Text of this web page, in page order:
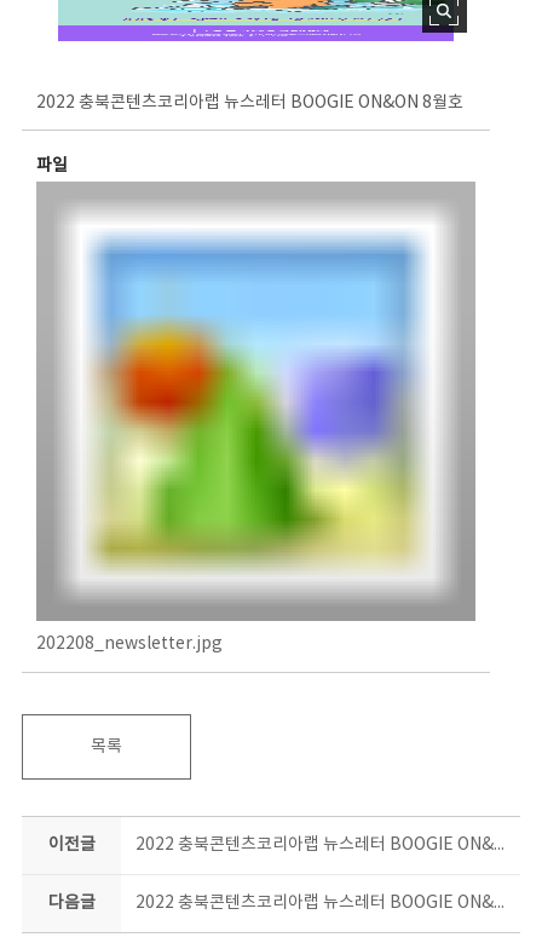
2022 충북콘텐츠코리아랩 뉴스레터 BOOGIE ON&ON 8월호
파일
202208_newsletter.jpg
목록
이전글 2022 충북콘텐츠코리아랩 뉴스레터 BOOGIE ON&ON 7월호
다음글 2022 충북콘텐츠코리아랩 뉴스레터 BOOGIE ON&ON 9월호